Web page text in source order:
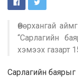
Өвөрхангай
“Сарлагийн
хэмээх газарт
Сарлагийн